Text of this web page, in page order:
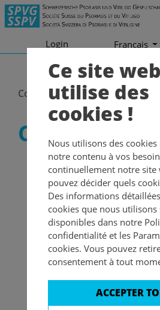
Login Francais
Code de conduite
Code de
La Société Suisse du Psoriasis
ce qui est possible pour offrir
articles, des textes et des
scientifiquement corrects et
L'objectif du site Web
dispenser aux patients, aux
aux personnes spécialisées et
large, des informations sur les
et du vitiligo, extensives,
preuves. Il renseigne entre
tableaux cliniques, sur les
Ce site web
utilise des
cookies !
Nous utilisons des
notre contenu à vos
continuellement notre site
pouvez décider quels
Des informations
cookies que nous utilisons
disponibles dans notre
confidentialité et les
cookies. Vous pouvez
consentement à tout
ACCEPTER